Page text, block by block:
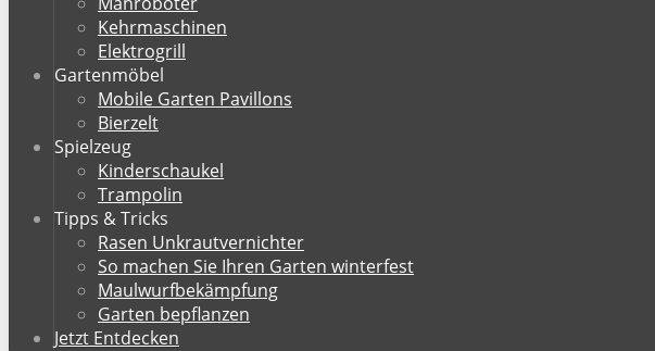
Kehrmaschinen
Elektrogrill
Gartenmöbel
Mobile Garten Pavillons
Bierzelt
Spielzeug
Kinderschaukel
Trampolin
Tipps & Tricks
Rasen Unkrautvernichter
So machen Sie Ihren Garten winterfest
Maulwurfbekämpfung
Garten bepflanzen
Jetzt Entdecken